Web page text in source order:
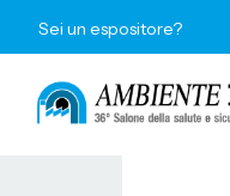
Sei un espositore?